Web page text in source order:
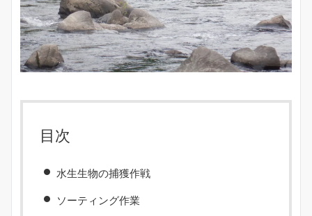
目次
水生生物の捕獲作戦
ソーティング作業